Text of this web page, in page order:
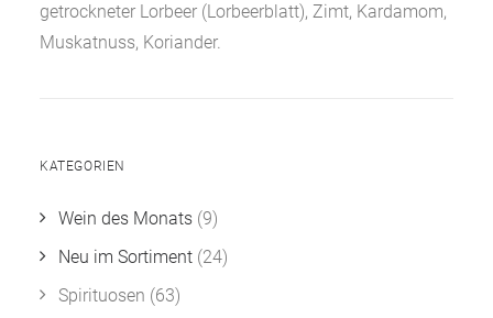
getrockneter Lorbeer (Lorbeerblatt), Zimt, Kardamom,
Muskatnuss, Koriander.
KATEGORIEN
Wein des Monats (9)
Neu im Sortiment (24)
Spirituosen (63)